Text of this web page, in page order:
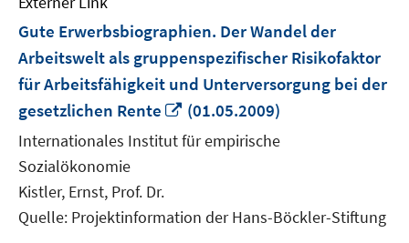
Gute Erwerbsbiographien. Der Wandel der
Arbeitswelt als gruppenspezifischer Risikofaktor
für Arbeitsfähigkeit und Unterversorgung bei der
gesetzlichen Rente
In
neuem
Fenster
(01.05.2009)
Internationales Institut für empirische
Sozialökonomie
Kistler, Ernst, Prof. Dr.
Quelle: Projektinformation der Hans-Böckler-Stiftung